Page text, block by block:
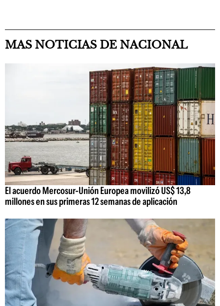
MAS NOTICIAS DE NACIONAL
El acuerdo Mercosur-Unión Europea movilizó US$ 13,8
millones en sus primeras 12 semanas de aplicación